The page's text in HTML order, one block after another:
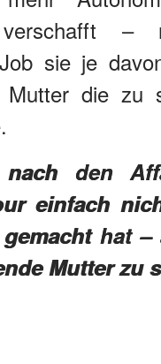
–
sie je
Mutter die zu
nach den
einfach
hat –
Mutter zu